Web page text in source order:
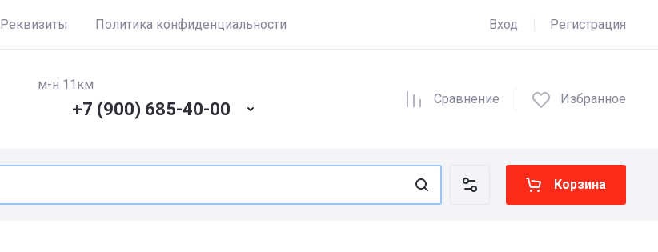
Реквизиты Политика конфиденциальности Вход Регистрация
м-н 11км
+7 (900) 685-40-00
Сравнение Избранное
Корзина